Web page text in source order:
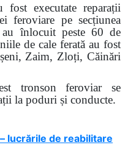
fost executate reparații
feroviare pe secțiunea
înlocuit peste 60 de
de cale ferată au fost
Zaim, Zloți, Căinări
tronson feroviar se
la poduri și conducte.
lucrările de reabilitare